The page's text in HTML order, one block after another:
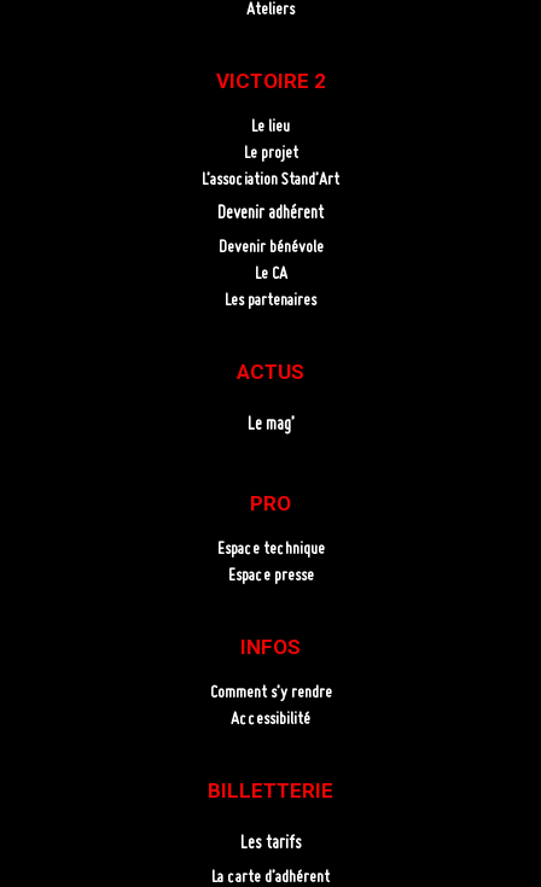
Ateliers
VICTOIRE 2
Le lieu
Le projet
L’association Stand’Art
Devenir adhérent
Devenir bénévole
Le CA
Les partenaires
ACTUS
Le mag’
PRO
Espace technique
Espace presse
INFOS
Comment s’y rendre
Accessibilité
BILLETTERIE
Les tarifs
La carte d’adhérent